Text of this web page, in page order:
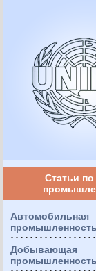
Статьи
Автомобильная
промышленность
Добывающая
промышленность